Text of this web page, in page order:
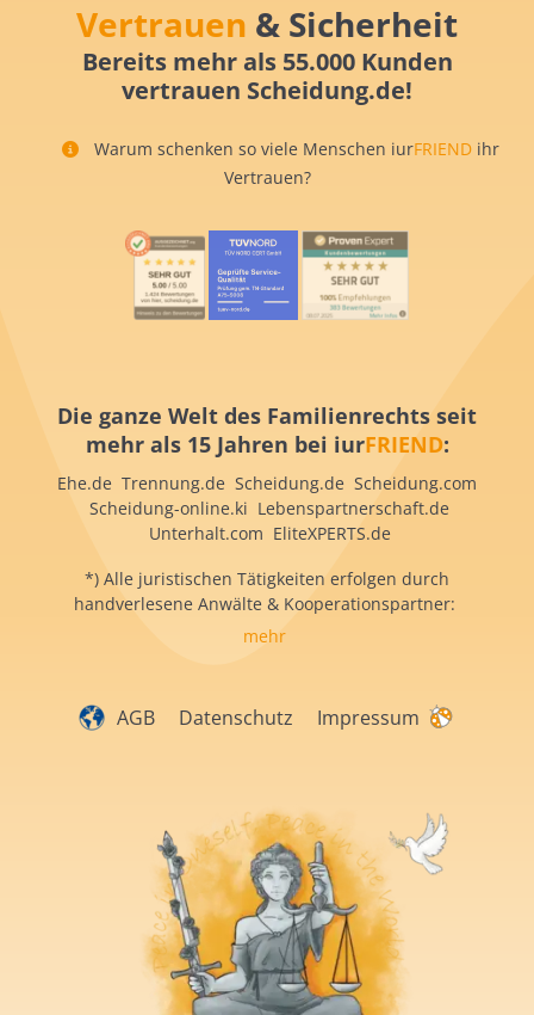
Vertrauen & Sicherheit
Bereits mehr als 55.000 Kunden
vertrauen Scheidung.de!
Warum schenken so viele Menschen iurFRIEND ihr
Vertrauen?
Die ganze Welt des Familienrechts seit
mehr als 15 Jahren bei iurFRIEND:
Ehe.de Trennung.de Scheidung.de Scheidung.com
Scheidung-online.ki Lebenspartnerschaft.de
Unterhalt.com EliteXPERTS.de
*) Alle juristischen Tätigkeiten erfolgen durch
handverlesene Anwälte & Kooperationspartner:
mehr
AGB Datenschutz Impressum